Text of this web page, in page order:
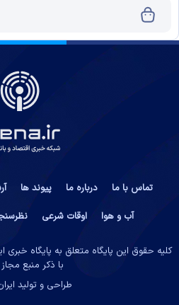
تماس با ما درباره ما پیوند ها
آب و هوا
اوقات شرعی
کلیه حقوق این پایگاه متعلق به پایگاه خبری
با ذکر منبع
طراحی و تولید